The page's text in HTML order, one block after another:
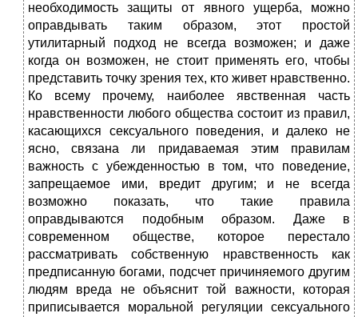
необходимость защиты от явного ущерба, можно
оправдывать таким образом, этот простой
утилитарный подход не всегда возможен; и даже
когда он возможен, не стоит применять его, чтобы
представить точку зрения тех, кто живет нравственно.
Ко всему прочему, наиболее явственная часть
нравственности любого общества состоит из правил,
касающихся сексуального поведения, и далеко не
ясно, связана ли придаваемая этим правилам
важность с убежденностью в том, что поведение,
запрещаемое ими, вредит другим; и не всегда
возможно показать, что такие правила
оправдываются подобным образом. Даже в
современном обществе, которое перестало
рассматривать собственную нравственность как
предписанную богами, подсчет причиняемого другим
людям вреда не объяснит той важности, которая
приписывается моральной регуляции сексуального